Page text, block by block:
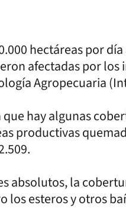
hectáreas por
afectadas por
Agropecuaria
hay algunas
productivas
absolutos, la
los esteros y otros